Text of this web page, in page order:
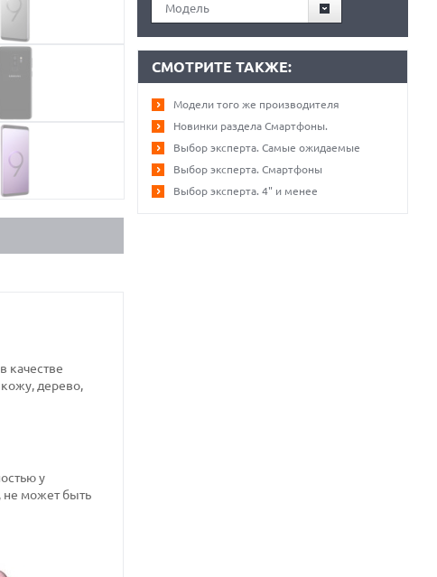
качестве
дерево,
у
не может быть
Модель
СМОТРИТЕ ТАКЖЕ:
Модели того же производителя
Новинки раздела Смартфоны.
Выбор эксперта. Самые ожидаемые
Выбор эксперта. Смартфоны
Выбор эксперта. 4" и менее